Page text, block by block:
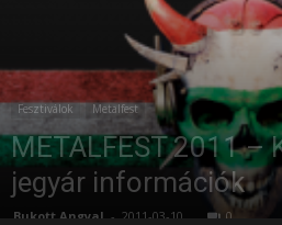
Fesztiválok Metalfest
METALFEST 2011 –
jegyár információk
Bukott Angyal - 2011-03-10 0